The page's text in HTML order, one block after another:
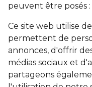
peuvent être posés :
Ce site web utilise
permettent de
annonces, d'offrir
médias sociaux et
partageons